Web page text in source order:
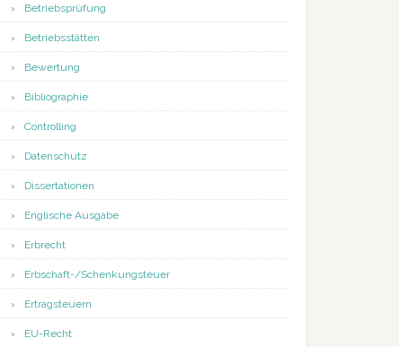
Betriebsprüfung
Betriebsstätten
Bewertung
Bibliographie
Controlling
Datenschutz
Dissertationen
Englische Ausgabe
Erbrecht
Erbschaft-/Schenkungsteuer
Ertragsteuern
EU-Recht